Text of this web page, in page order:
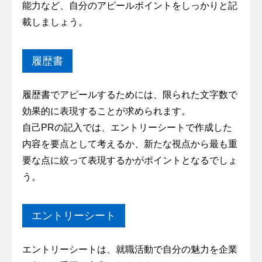
能力など、自分のアピールポイントをしっかりと記
載しましょう。
履歴書
履歴書でアピールするためには、限られた文字数で
効果的に表現することが求められます。
自己PRの記入では、エントリーシートで作成した
内容を要点として考えるか、新たな視点から最も重
要な点に絞って表現するかがポイントとなるでしょ
う。
エントリーシート
エントリーシートは、就職活動で自分の魅力を企業